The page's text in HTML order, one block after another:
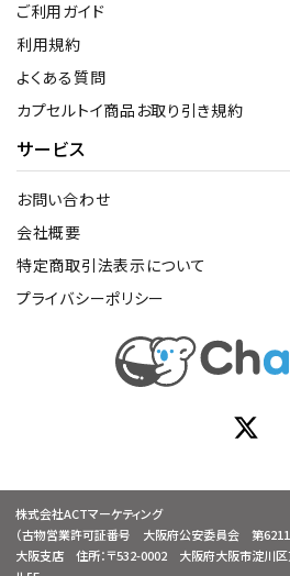
ご利用ガイド
利用規約
よくある質問
カプセルトイ商品お取り引き規約
サービス
お問い合わせ
会社概要
特定商取引法表示について
プライバシーポリシー
株式会社ACTマーケティング
（古物営業許可証番号 大阪府公安委員会 第
大阪支店 住所：〒532-0002 大阪府大阪市淀川区